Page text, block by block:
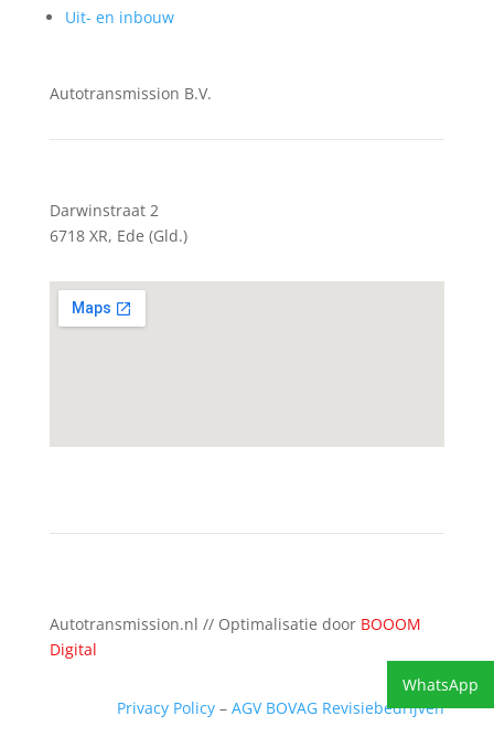
Uit- en inbouw
Autotransmission B.V.
Darwinstraat 2
6718 XR, Ede (Gld.)
Autotransmission.nl // Optimalisatie door BOOOM
Digital
Privacy Policy –AGV BOVAG Revisiebedrijven
WhatsApp